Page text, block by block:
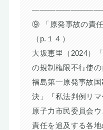
⑨ 「原発事故の責任
（p.１４）
大坂恵里（2024）
の規制権限不行使
福島第一原発事故
決」『私法判例リ
原子力市民委員会
責任を追及する各地